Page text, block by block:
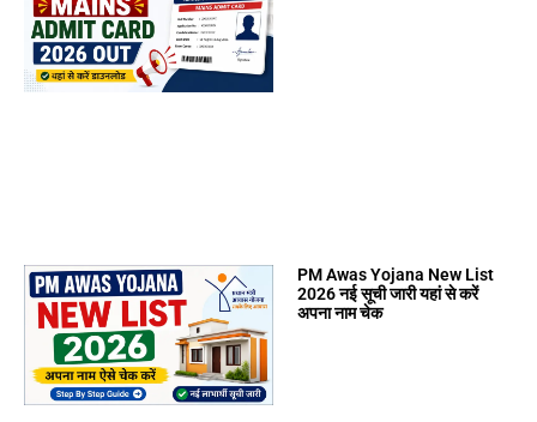
PM Awas Yojana New List
2026 नई सूची जारी यहां से करें
अपना नाम चेक